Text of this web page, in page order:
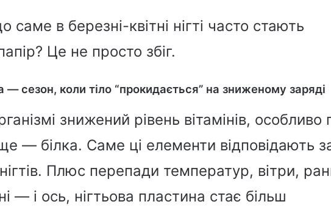
саме в березні-квітні нігті часто стають
Це не просто збіг.
— сезон, коли тіло “прокидається” на зниженому заряді
знижений рівень вітамінів, особливо
— білка. Саме ці елементи відповідають
нігтів. Плюс перепади температур, вітри,
— і ось, нігтьова пластина стає більш